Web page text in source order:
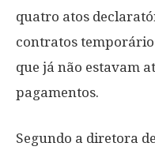
quatro atos
contratos
que já não estavam
pagamentos.
Segundo a diretora